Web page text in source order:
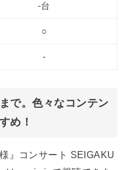
-台
○
-
で。色々なコンテン
め！
』コンサート SEIGAKU